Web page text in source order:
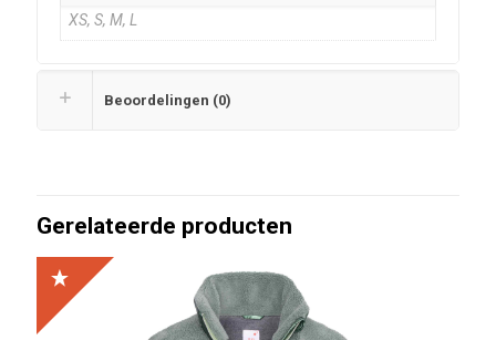
XS, S, M, L
Beoordelingen (0)
Gerelateerde producten